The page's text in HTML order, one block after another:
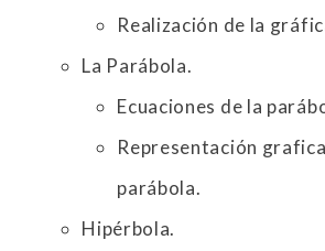
Realización de la
La Parábola.
Ecuaciones de la
Representación
parábola.
Hipérbola.